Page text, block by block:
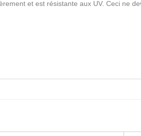
et est résistante aux UV. Ceci ne